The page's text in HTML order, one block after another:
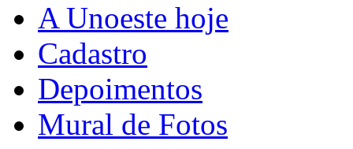
A Unoeste hoje
Cadastro
Depoimentos
Mural de Fotos